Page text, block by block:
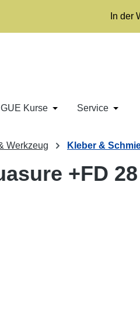
In der
Schließe das Dropdown der
GUE Kurse Öffne oder Schließe
Service Öffne
Werkzeug Kleber &
+FD